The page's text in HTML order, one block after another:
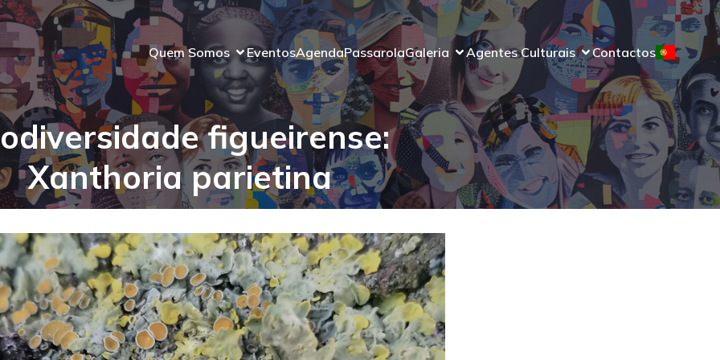
Quem Somos EventosAgendaPassarolaGaleria Agentes Culturais Contactos
figueirense:
Xanthoria parietina